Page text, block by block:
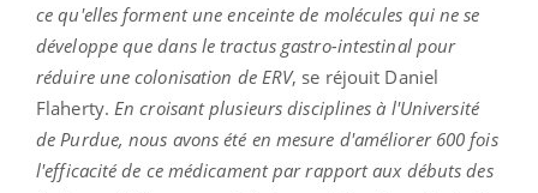
ce qu'elles forment une enceinte de molécules qui ne se
développe que dans le tractus gastro-intestinal pour
réduire une colonisation de ERV, se réjouit Daniel
Flaherty. En croisant plusieurs disciplines à l'Université
de Purdue, nous avons été en mesure d'améliorer 600 fois
l'efficacité de ce médicament par rapport aux débuts des